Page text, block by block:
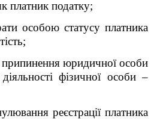
платник податку;
особою статусу платника
припинення юридичної особи
фізичної особи –
реєстрації платника